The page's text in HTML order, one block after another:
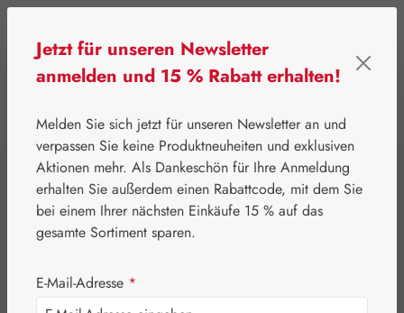
Pater Severin Naturprodukte Tropfen & Sprays
Eukalyptus Tropfen
Jetzt für unseren Newsletter
anmelden und 15 % Rabatt erhalten!
Melden Sie sich jetzt für unseren Newsletter an und
verpassen Sie keine Produktneuheiten und exklusiven
Aktionen mehr. Als Dankeschön für Ihre Anmeldung
erhalten Sie außerdem einen Rabattcode, mit dem Sie
bei einem Ihrer nächsten Einkäufe 15 % auf das
gesamte Sortiment sparen.
E-Mail-Adresse *